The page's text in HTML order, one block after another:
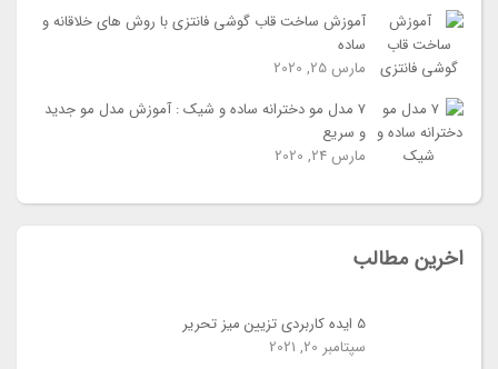
آموزش ساخت قاب گوشی فانتزی با روش های خلاقانه و
ساده
مارس 25, 2020
7 مدل مو دخترانه ساده و شیک : آموزش مدل مو جدید
و سریع
مارس 24, 2020
اخرین مطالب
5 ایده کاربردی تزیین میز تحریر
سپتامبر 20, 2021